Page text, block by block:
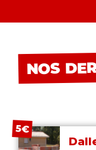
NOS
5€